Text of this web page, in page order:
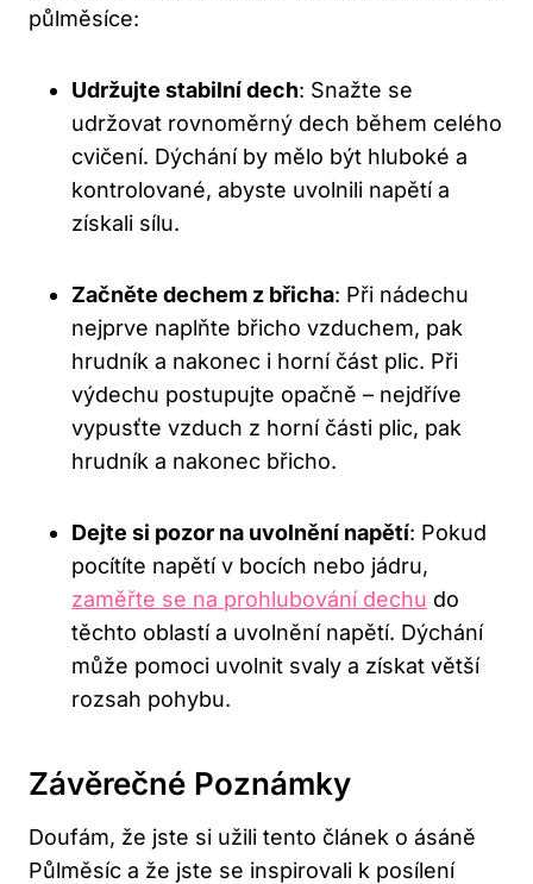
půlměsíce:
Udržujte stabilní dech: Snažte se
udržovat rovnoměrný dech během celého
cvičení. Dýchání by mělo být hluboké a
kontrolované, abyste uvolnili napětí a
získali sílu.
Začněte dechem z břicha: Při nádechu
nejprve naplňte břicho vzduchem, pak
hrudník a nakonec i horní část plic. Při
výdechu postupujte opačně – nejdříve
vypusťte vzduch z horní části plic, pak
hrudník a nakonec břicho.
Dejte si pozor na uvolnění napětí: Pokud
pocítíte napětí v bocích nebo jádru,
zaměřte se na prohlubování dechu do
těchto oblastí a uvolnění napětí. Dýchání
může pomoci uvolnit svaly a získat větší
rozsah pohybu.
Závěrečné Poznámky
Doufám, že jste si užili tento článek o ásáně
Půlměsíc a že jste se inspirovali k posílení